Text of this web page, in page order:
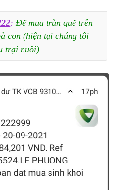
:Để mua trùn quế trên
con (hiện tại chúng tôi
trại nuôi)